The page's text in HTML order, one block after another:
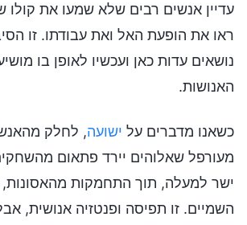
עדיין אנשים רבים שלא שמעו את
ראו את הופעת האל ואת עבודתו. זו
נושאים עדות כאן ועכשיו לאופן בו
האנושות.
כשאנו מדברים על ישועה, לחלק
מעורפל שאלוהים יירד פתאום
ישר למעלה, תוך התחמקות מהאסונות,
השמיים. זו תפיסה ופנטזיה אנושית,